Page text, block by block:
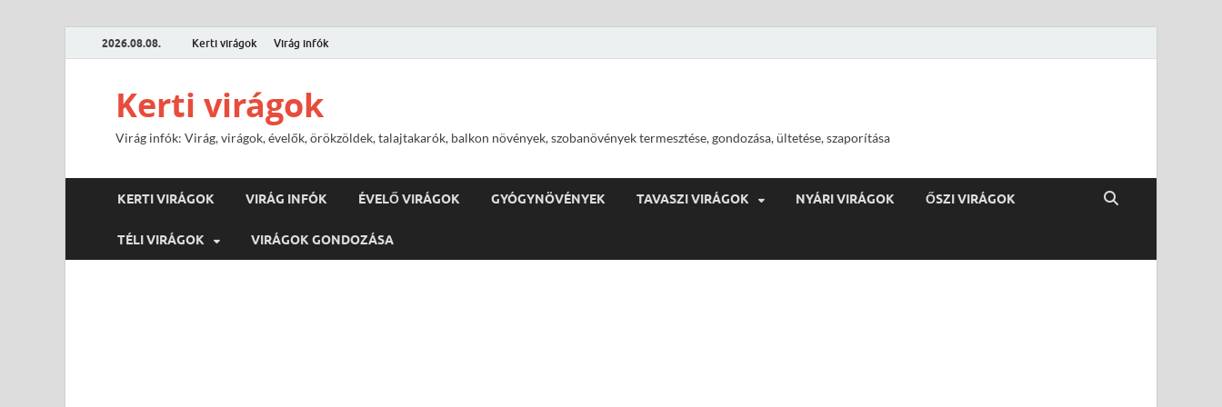
2026.08.08. Kerti virágok Virág infók
Kerti virágok
Virág infók: Virág, virágok, évelők, örökzöldek, talajtakarók, balkon növények, szobanövények termesztése, gondozása, ültetése, szaporítása
KERTI VIRÁGOK VIRÁG INFÓK ÉVELŐ VIRÁGOK GYÓGYNÖVÉNYEK TAVASZI VIRÁGOK NYÁRI VIRÁGOK ŐSZI VIRÁGOK
TÉLI VIRÁGOK VIRÁGOK GONDOZÁSA